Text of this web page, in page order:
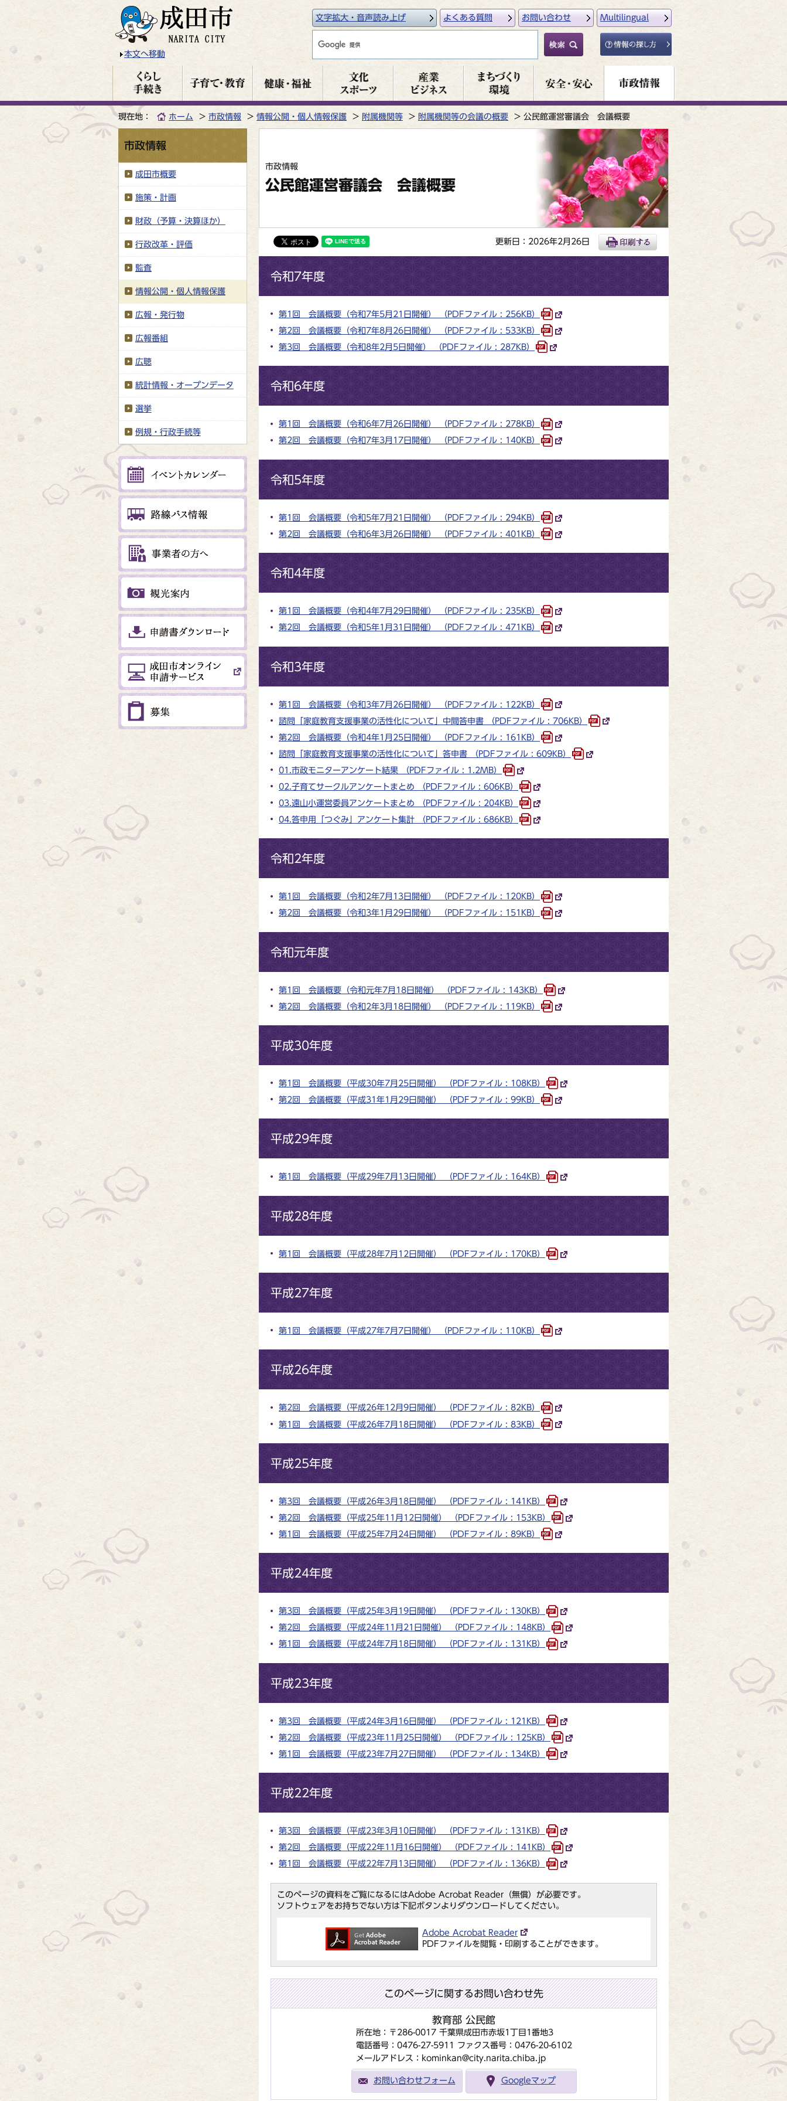
本文へ移動
文字拡大・音声読み上げ よくある質問 お問い合わせ Multilingual
現在地： ホーム 市政情報 情報公開・個人情報保護 附属機関等 附属機関等の会議の概要 公民館運営審議会 会議概要
市政情報
公民館運営審議会 会議概要
更新日：2026年2月26日
令和7年度
第1回 会議概要（令和7年5月21日開催） （PDFファイル : 256KB）
第2回 会議概要（令和7年8月26日開催） （PDFファイル : 533KB）
第3回 会議概要（令和8年2月5日開催） （PDFファイル : 287KB）
令和6年度
第1回 会議概要（令和6年7月26日開催） （PDFファイル : 278KB）
第2回 会議概要（令和7年3月17日開催） （PDFファイル : 140KB）
令和5年度
第1回 会議概要（令和5年7月21日開催） （PDFファイル : 294KB）
第2回 会議概要（令和6年3月26日開催） （PDFファイル : 401KB）
令和4年度
第1回 会議概要（令和4年7月29日開催） （PDFファイル : 235KB）
第2回 会議概要（令和5年1月31日開催） （PDFファイル : 471KB）
令和3年度
第1回 会議概要（令和3年7月26日開催） （PDFファイル : 122KB）
諮問「家庭教育支援事業の活性化について」中間答申書 （PDFファイル : 706KB）
第2回 会議概要（令和4年1月25日開催） （PDFファイル : 161KB）
諮問「家庭教育支援事業の活性化について」答申書 （PDFファイル : 609KB）
01.市政モニターアンケート結果 （PDFファイル : 1.2MB）
02.子育てサークルアンケートまとめ （PDFファイル : 606KB）
03.遠山小運営委員アンケートまとめ （PDFファイル : 204KB）
04.答申用「つぐみ」アンケート集計 （PDFファイル : 686KB）
令和2年度
第1回 会議概要（令和2年7月13日開催） （PDFファイル : 120KB）
第2回 会議概要（令和3年1月29日開催） （PDFファイル : 151KB）
令和元年度
第1回 会議概要（令和元年7月18日開催） （PDFファイル : 143KB）
第2回 会議概要（令和2年3月18日開催） （PDFファイル : 119KB）
平成30年度
第1回 会議概要（平成30年7月25日開催） （PDFファイル : 108KB）
第2回 会議概要（平成31年1月29日開催） （PDFファイル : 99KB）
平成29年度
第1回 会議概要（平成29年7月13日開催） （PDFファイル : 164KB）
平成28年度
第1回 会議概要（平成28年7月12日開催） （PDFファイル : 170KB）
平成27年度
第1回 会議概要（平成27年7月7日開催） （PDFファイル : 110KB）
平成26年度
第2回 会議概要（平成26年12月9日開催） （PDFファイル : 82KB）
第1回 会議概要（平成26年7月18日開催） （PDFファイル : 83KB）
平成25年度
第3回 会議概要（平成26年3月18日開催） （PDFファイル : 141KB）
第2回 会議概要（平成25年11月12日開催） （PDFファイル : 153KB）
第1回 会議概要（平成25年7月24日開催） （PDFファイル : 89KB）
平成24年度
第3回 会議概要（平成25年3月19日開催） （PDFファイル : 130KB）
第2回 会議概要（平成24年11月21日開催） （PDFファイル : 148KB）
第1回 会議概要（平成24年7月18日開催） （PDFファイル : 131KB）
平成23年度
第3回 会議概要（平成24年3月16日開催） （PDFファイル : 121KB）
第2回 会議概要（平成23年11月25日開催） （PDFファイル : 125KB）
第1回 会議概要（平成23年7月27日開催） （PDFファイル : 134KB）
平成22年度
第3回 会議概要（平成23年3月10日開催） （PDFファイル : 131KB）
第2回 会議概要（平成22年11月16日開催） （PDFファイル : 141KB）
第1回 会議概要（平成22年7月13日開催） （PDFファイル : 136KB）
このページの資料をご覧になるにはAdobe Acrobat Reader（無償）が必要です。
ソフトウェアをお持ちでない方は下記ボタンよりダウンロードしてください。
Adobe Acrobat Reader
PDFファイルを閲覧・印刷することができます。
このページに関するお問い合わせ先
教育部 公民館
所在地：〒286-0017 千葉県成田市赤坂1丁目1番地3
電話番号：0476-27-5911
ファクス番号：0476-20-6102
メールアドレス：kominkan@city.narita.chiba.jp
お問い合わせフォーム Googleマップ
市政情報
成田市概要
施策・計画
財政（予算・決算ほか）
行政改革・評価
監査
情報公開・個人情報保護
広報・発行物
広報番組
広聴
統計情報・オープンデータ
選挙
例規・行政手続等